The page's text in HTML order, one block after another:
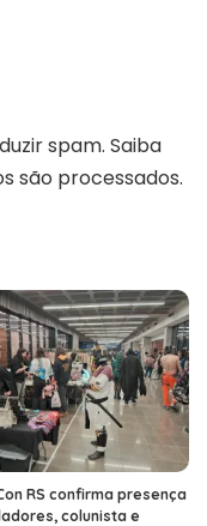
spam. Saiba
são processados.
RS confirma presença
colunista e